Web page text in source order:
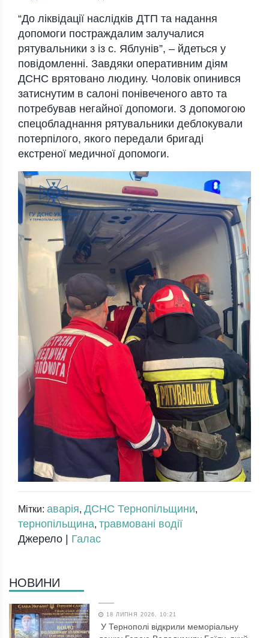
“До ліквідації наслідків ДТП та надання
допомоги постраждалим залучалися
рятувальники з із с. Яблунів”, – йдеться у
повідомленні. Завдяки оперативним діям
ДСНС врятовано людину. Чоловік опинився
затиснутим в салоні понівеченого авто та
потребував негайної допомоги. З допомогою
спецобладнання рятувальники деблокували
потерпілого, якого передали бригаді
екстреної медичної допомоги.
Мітки: аварія, ДСНС Тернопільщини,
тернопільщина, травмовані водії
Джерело | Галас
НОВИНИ
18 ЛИПНЯ 2026, 10:21
У Тернополі відкрили меморіальну